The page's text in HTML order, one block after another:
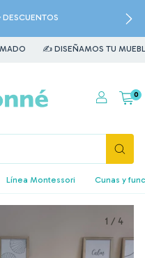
✍️ DISEÑAMOS TU MUEBLE
0
Línea Montessori Cunas y
1 / 4